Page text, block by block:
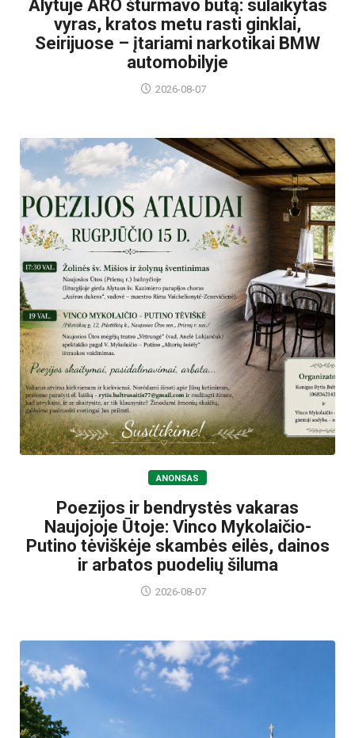
Alytuje ARO šturmavo butą: sulaikytas
vyras, kratos metu rasti ginklai,
Seirijuose – įtariami narkotikai BMW
automobilyje
2026-08-07
ANONSAS
Poezijos ir bendrystės vakaras
Naujojoje Ūtoje: Vinco Mykolaičio-
Putino tėviškėje skambės eilės, dainos
ir arbatos puodelių šiluma
2026-08-07